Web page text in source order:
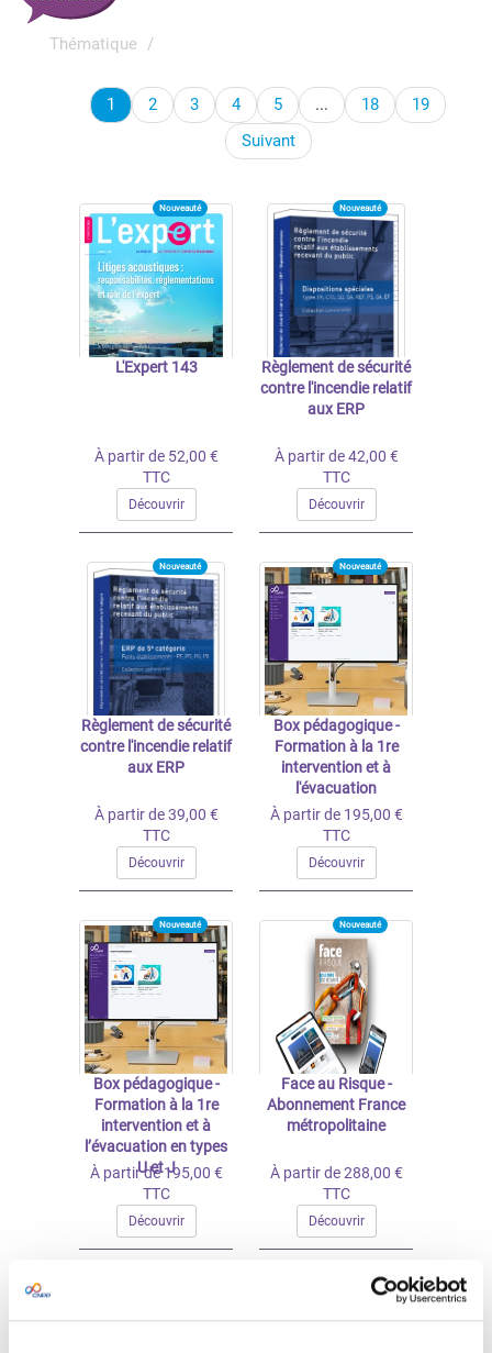
Thématique
1 2 3 4 5 ... 18
19
Suivant
Nouveauté
L'Expert 143
À partir de 52,00 €
TTC
Découvrir
Nouveauté
Règlement de sécurité
contre l'incendie relatif
aux ERP
À partir de 42,00 €
TTC
Découvrir
Nouveauté
Règlement de sécurité
contre l'incendie relatif
aux ERP
À partir de 39,00 €
TTC
Découvrir
Nouveauté
Box pédagogique -
Formation à la 1re
intervention et à
l'évacuation
À partir de 195,00 €
TTC
Découvrir
Nouveauté
Box pédagogique -
Formation à la 1re
intervention et à
l’évacuation en types
U et J
À partir de 195,00 €
TTC
Découvrir
Nouveauté
Face au Risque -
Abonnement France
métropolitaine
À partir de 288,00 €
TTC
Découvrir
Nouveauté